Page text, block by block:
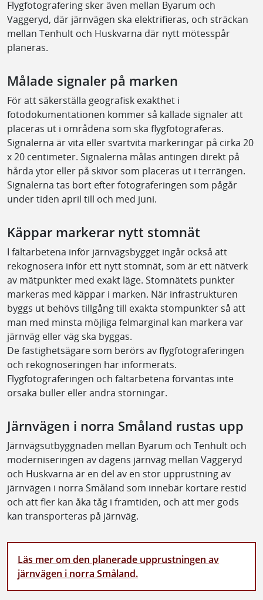
Flygfotografering sker även mellan Byarum och
Vaggeryd, där järnvägen ska elektrifieras, och sträckan
mellan Tenhult och Huskvarna där nytt mötesspår
planeras.
Målade signaler på marken
För att säkerställa geografisk exakthet i
fotodokumentationen kommer så kallade signaler att
placeras ut i områdena som ska flygfotograferas.
Signalerna är vita eller svartvita markeringar på cirka 20
x 20 centimeter. Signalerna målas antingen direkt på
hårda ytor eller på skivor som placeras ut i terrängen.
Signalerna tas bort efter fotograferingen som pågår
under tiden april till och med juni.
Käppar markerar nytt stomnät
I fältarbetena inför järnvägsbygget ingår också att
rekognosera inför ett nytt stomnät, som är ett nätverk
av mätpunkter med exakt läge. Stomnätets punkter
markeras med käppar i marken. När infrastrukturen
byggs ut behövs tillgång till exakta stompunkter så att
man med minsta möjliga felmarginal kan markera var
järnväg eller väg ska byggas.
De fastighetsägare som berörs av flygfotograferingen
och rekognoseringen har informerats.
Flygfotograferingen och fältarbetena förväntas inte
orsaka buller eller andra störningar.
Järnvägen i norra Småland rustas upp
Järnvägsutbyggnaden mellan Byarum och Tenhult och
moderniseringen av dagens järnväg mellan Vaggeryd
och Huskvarna är en del av en stor upprustning av
järnvägen i norra Småland som innebär kortare restid
och att fler kan åka tåg i framtiden, och att mer gods
kan transporteras på järnväg.
Läs mer om den planerade upprustningen av
järnvägen i norra Småland.